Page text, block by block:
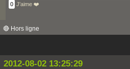
0 J'aime ❤️
🔴 Hors ligne
2012-08-02 13:25:29